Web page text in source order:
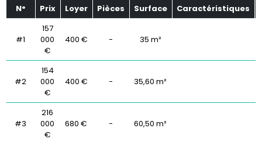
N° Prix Loyer Pièces Surface Caractéristiques
#1
157
000
€
400 € - 35 m²
#2
154
000
€
400 € - 35,60 m²
#3
216
000
€
680 € - 60,50 m²